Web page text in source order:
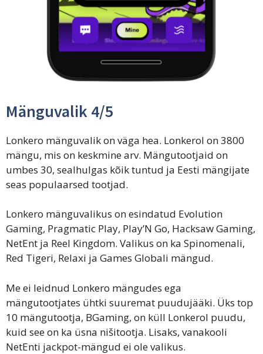
Mänguvalik 4/5
Lonkero mänguvalik on väga hea. Lonkerol on 3800
mängu, mis on keskmine arv. Mängutootjaid on
umbes 30, sealhulgas kõik tuntud ja Eesti mängijate
seas populaarsed tootjad.
Lonkero mänguvalikus on esindatud Evolution
Gaming, Pragmatic Play, Play’N Go, Hacksaw Gaming,
NetEnt ja Reel Kingdom. Valikus on ka Spinomenali,
Red Tigeri, Relaxi ja Games Globali mängud.
Me ei leidnud Lonkero mängudes ega
mängutootjates ühtki suuremat puudujääki. Üks top
10 mängutootja, BGaming, on küll Lonkerol puudu,
kuid see on ka üsna nišitootja. Lisaks, vanakooli
NetEnti jackpot-mängud ei ole valikus.